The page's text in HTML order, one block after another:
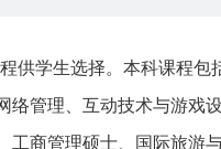
供学生选择。本科课程包
络管理、互动技术与游戏
工商管理硕士、国际旅游